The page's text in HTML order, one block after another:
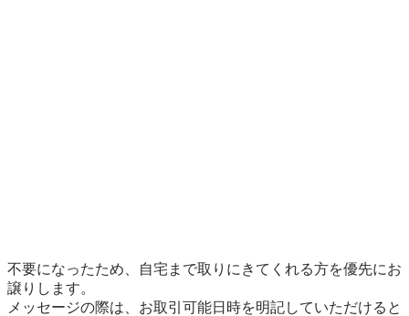
不要になったため、自宅まで取りにきてくれる方を優先にお
譲りします。
メッセージの際は、お取引可能日時を明記していただけると